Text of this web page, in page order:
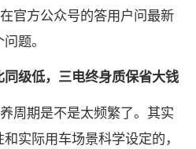
官方公众号的答用户问最新
题。
级低，三电终身质保省大钱
周期是不是太频繁了。其实
实际用车场景科学设定的，